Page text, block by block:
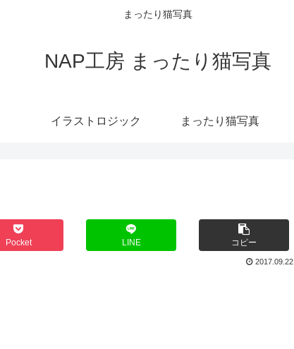
まったり猫写真
NAP工房 まったり猫写真
イラストロジック まったり猫写真
Pocket LINE コピー
2017.09.22